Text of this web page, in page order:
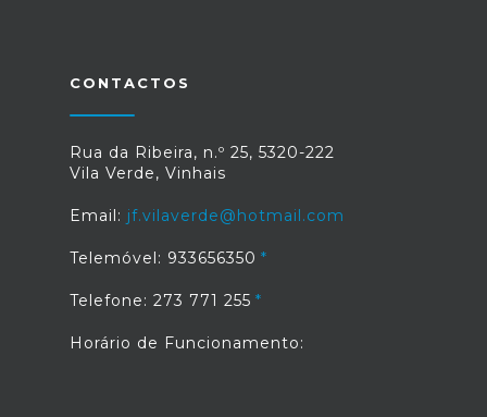
CONTACTOS
Rua da Ribeira, n.º 25, 5320-222
Vila Verde, Vinhais
Email: jf.vilaverde@hotmail.com
Telemóvel: 933656350
Telefone: 273 771 255
Horário de Funcionamento: